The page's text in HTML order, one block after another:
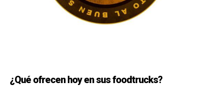
¿Qué ofrecen hoy en sus foodtrucks?